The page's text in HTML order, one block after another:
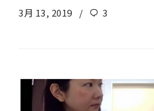
3月 13, 2019 3